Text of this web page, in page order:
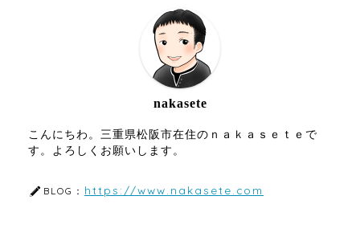
nakasete
こんにちわ。三重県松阪市在住のｎａｋａｓｅｔｅで
す。よろしくお願いします。
BLOG： https://www.nakasete.com